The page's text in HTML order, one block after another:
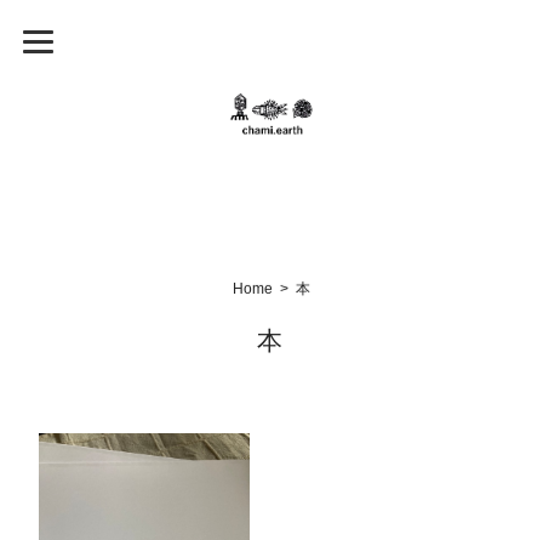
Home 本
本